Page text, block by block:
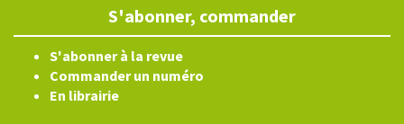
S'abonner, commander
S'abonner à la revue
Commander un numéro
En librairie